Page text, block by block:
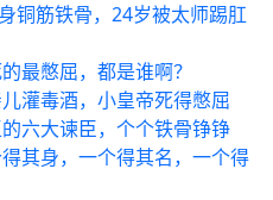
铜筋铁骨，24岁被太师踢肛
最憋屈，都是谁啊？
灌毒酒，小皇帝死得憋屈
六大谏臣，个个铁骨铮铮
其身，一个得其名，一个得